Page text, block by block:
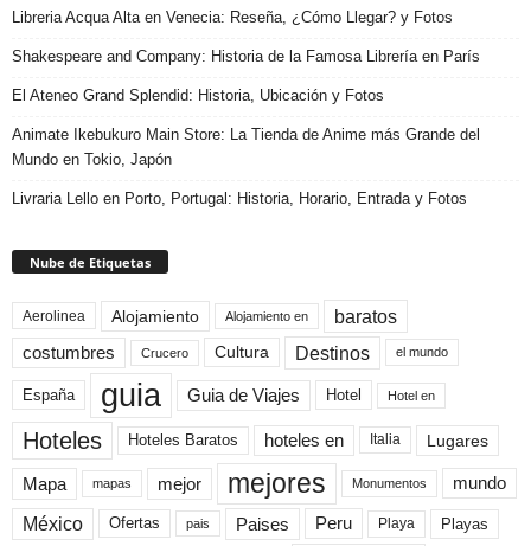
Libreria Acqua Alta en Venecia: Reseña, ¿Cómo Llegar? y Fotos
Shakespeare and Company: Historia de la Famosa Librería en París
El Ateneo Grand Splendid: Historia, Ubicación y Fotos
Animate Ikebukuro Main Store: La Tienda de Anime más Grande del
Mundo en Tokio, Japón
Livraria Lello en Porto, Portugal: Historia, Horario, Entrada y Fotos
Nube de Etiquetas
Aerolinea Alojamiento Alojamiento en baratos
costumbres Crucero Cultura Destinos el mundo
España guia Guia de Viajes Hotel Hotel en
Hoteles Hoteles Baratos hoteles en Italia Lugares
Mapa mapas mejor mejores Monumentos mundo
México Ofertas pais Paises Peru Playa Playas